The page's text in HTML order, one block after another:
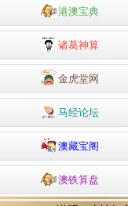
港澳宝典
诸葛神算
金虎堂网
马经论坛
澳藏宝阁
澳铁算盘